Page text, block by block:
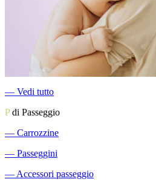
― Vedi tutto
Pdi Passeggio
― Carrozzine
― Passeggini
― Accessori passeggio